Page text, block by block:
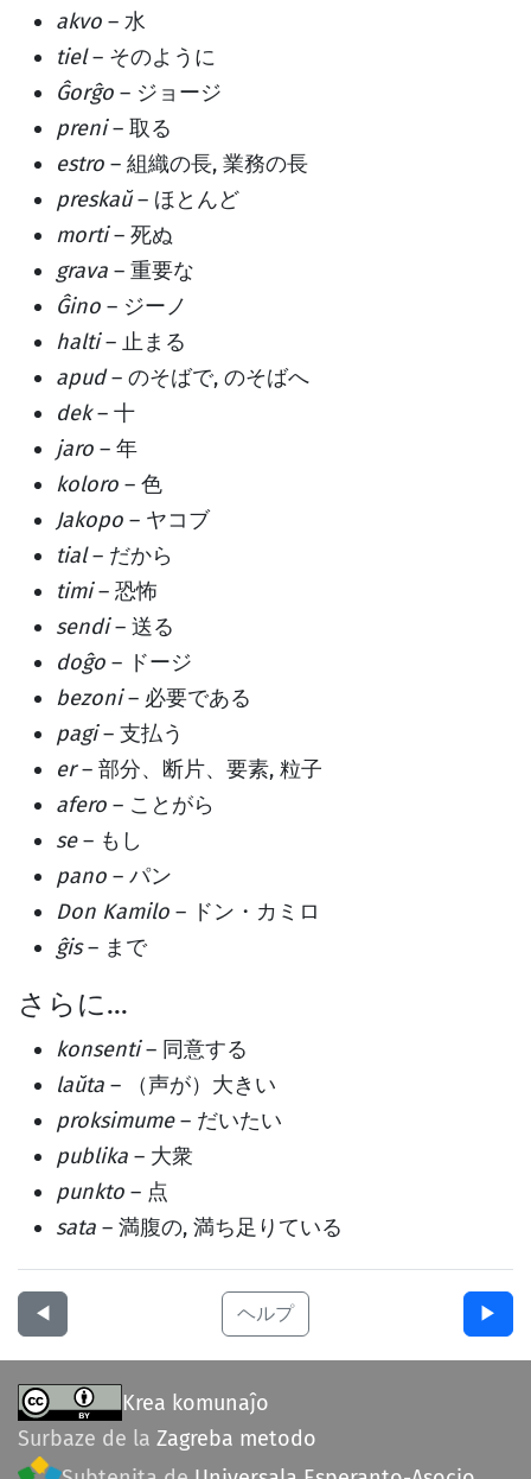
akvo – 水
tiel– そのように
Ĝorĝo – ジョージ
preni– 取る
estro – 組織の長, 業務の長
preskaŭ– ほとんど
morti– 死ぬ
grava – 重要な
Ĝino – ジーノ
halti– 止まる
apud– のそばで, のそばへ
dek– 十
jaro – 年
koloro – 色
Jakopo – ヤコブ
tial– だから
timi– 恐怖
sendi– 送る
doĝo – ドージ
bezoni– 必要である
pagi– 支払う
er– 部分、断片、要素, 粒子
afero – ことがら
se– もし
pano – パン
Don Kamilo – ドン・カミロ
ĝis– まで
さらに…
konsenti– 同意する
laŭta – （声が）大きい
proksimume– だいたい
publika – 大衆
punkto – 点
sata – 満腹の, 満ち足りている
◀︎ ヘルプ ▶︎
Krea komunaĵo
Surbaze de la Zagreba metodo